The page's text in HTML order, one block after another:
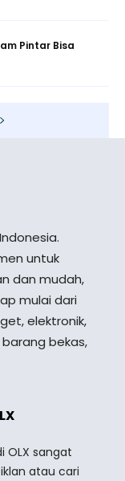
Pintar Bisa
untuk
dan mudah,
mulai dari
elektronik,
bekas,
OLX sangat
atau cari